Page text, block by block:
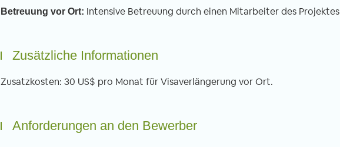
Betreuung vor Ort: Intensive Betreuung durch einen Mitarbeiter des Projektes
Zusätzliche Informationen
Zusatzkosten: 30 US$ pro Monat für Visaverlängerung vor Ort.
Anforderungen an den Bewerber